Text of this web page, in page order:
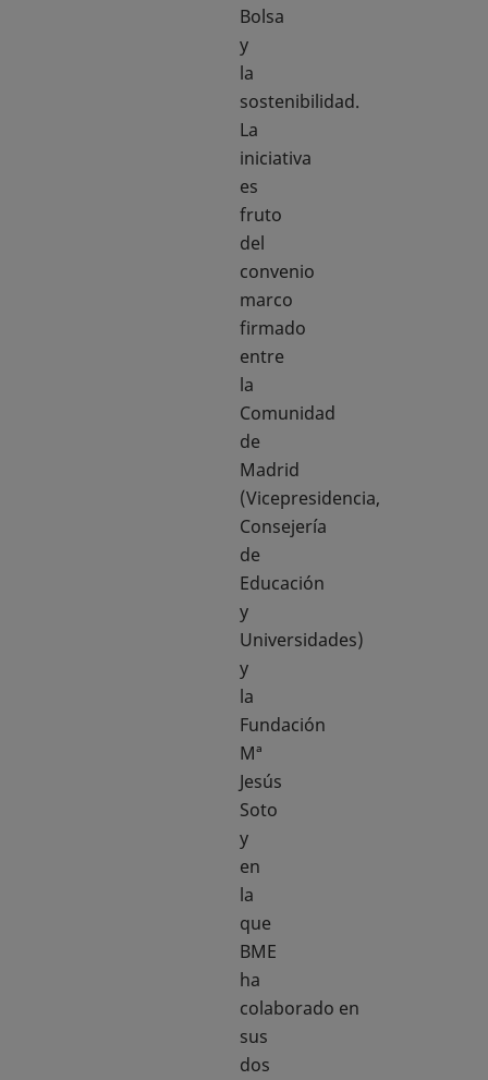
Bolsa
y
la
sostenibilidad.
La
iniciativa
es
fruto
del
convenio
marco
firmado
entre
la
Comunidad
de
Madrid
(Vicepresidencia,
Consejería
de
Educación
y
Universidades)
y
la
Fundación
Mª
Jesús
Soto
y
en
la
que
BME
ha
colaborado en
sus
dos